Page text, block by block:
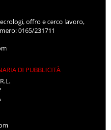
offro e cerco lavoro,
0165/231711
DI PUBBLICITÀ